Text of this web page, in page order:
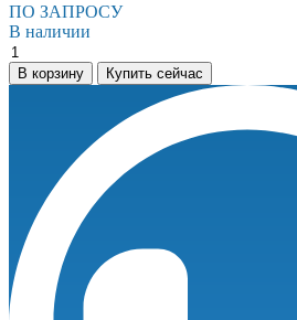
ПО ЗАПРОСУ
В наличии
Генератор
дизельный
Амперос
количество
В корзину Купить сейчас